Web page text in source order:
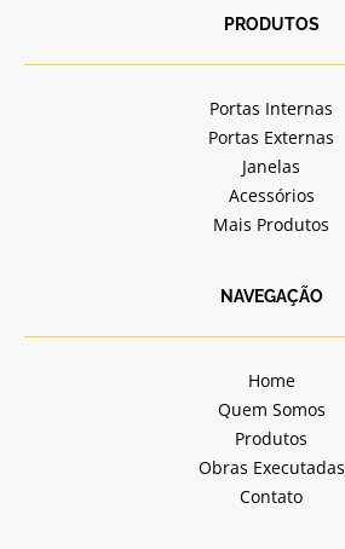
b
o
k
-
f
a
r
a
m
PRODUTOS
Portas Internas
Portas Externas
Janelas
Acessórios
Mais Produtos
NAVEGAÇÃO
Home
Quem Somos
Produtos
Obras Executadas
Contato